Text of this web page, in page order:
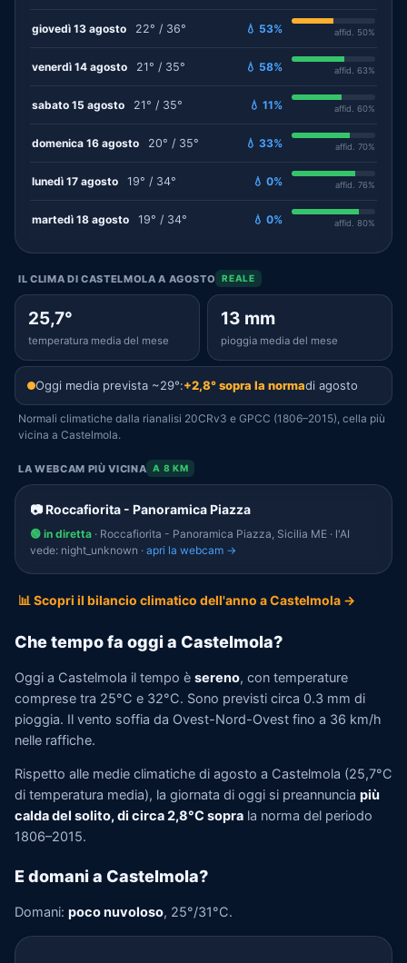
giovedì 13 agosto 22° / 36° 💧 53% affid. 50%
venerdì 14 agosto 21° / 35° 💧 58% affid. 63%
sabato 15 agosto 21° / 35° 💧 11% affid. 60%
domenica 16 agosto 20° / 35° 💧 33% affid. 70%
lunedì 17 agosto 19° / 34° 💧 0% affid. 76%
martedì 18 agosto 19° / 34° 💧 0% affid. 80%
IL CLIMA DI CASTELMOLA A AGOSTO REALE
25,7°
temperatura media del mese
13 mm
pioggia media del mese
Oggi media prevista ~29°:+2,8° sopra la normadi agosto
Normali climatiche dalla rianalisi 20CRv3 e GPCC (1806–2015), cella più
vicina a Castelmola.
LA WEBCAM PIÙ VICINA A 8 KM
📷 Roccafiorita - Panoramica Piazza
🟢 in diretta · Roccafiorita - Panoramica Piazza, Sicilia ME · l'AI
vede: night_unknown · apri la webcam →
📊 Scopri il bilancio climatico dell'anno a Castelmola →
Che tempo fa oggi a Castelmola?
Oggi a Castelmola il tempo è sereno, con temperature
comprese tra 25°C e 32°C. Sono previsti circa 0.3 mm di
pioggia. Il vento soffia da Ovest-Nord-Ovest fino a 36 km/h
nelle raffiche.
Rispetto alle medie climatiche di agosto a Castelmola (25,7°C
di temperatura media), la giornata di oggi si preannuncia più
calda del solito, di circa 2,8°C sopra la norma del periodo
1806–2015.
E domani a Castelmola?
Domani: poco nuvoloso, 25°/31°C.